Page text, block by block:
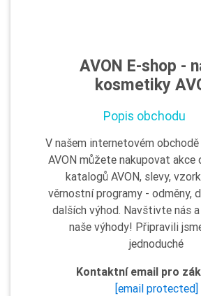
AVON E-shop -
kosmetiky
Popis obchodu
V našem internetovém
AVON můžete nakupovat akce
katalogů AVON, slevy,
věrnostní programy - odměny,
dalších výhod. Navštivte nás
naše výhody! Připravili
jednoduché
Kontaktní email pro
[email protected]